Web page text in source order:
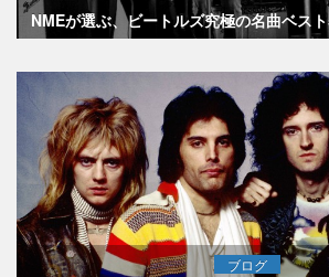
NMEが選ぶ、ビートルズ究極の名曲ベス
ブログ